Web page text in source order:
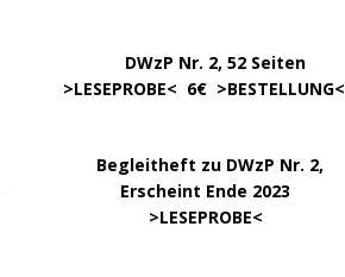
DWzP Nr. 2, 52 Seiten
>LESEPROBE< 6€ >BESTELLUNG<
Begleitheft zu DWzP Nr. 2,
Erscheint Ende 2023
>LESEPROBE<